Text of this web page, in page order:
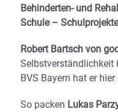
Behinderten- und
Schule –
Robert Bartsch von
Selbstverständlichkeit
BVS Bayern hat er
So packen Lukas